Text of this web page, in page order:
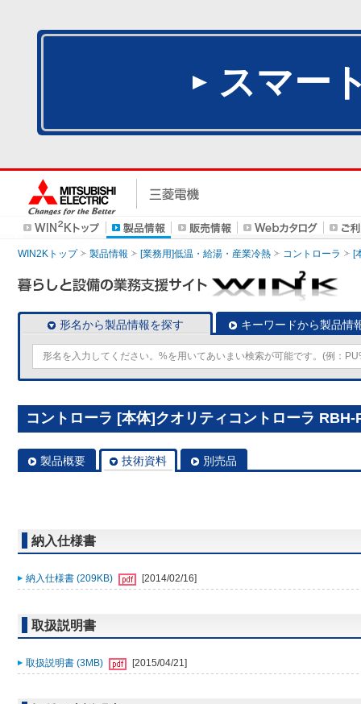
スマー
WIN2Kトップ 製品情報 [業務用]低温・給湯・産業冷熱 コントローラ [
形名から製品情報を探す キーワードから製品情
コントローラ [本体]クオリティコントローラ RBH-
製品概要 技術資料 別売品
納入仕様書
納入仕様書 (209KB) [2014/02/16]
取扱説明書
取扱説明書 (3MB) [2015/04/21]